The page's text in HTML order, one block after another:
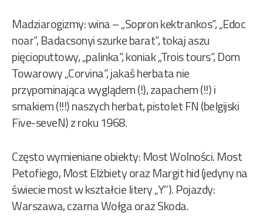
Madziarogizmy: wina – „Sopron kektrankos”, „Edoc
noar”, Badacsonyi szurke barat”, tokaj aszu
pięcioputtowy, „palinka”, koniak „Trois tours”, Dom
Towarowy „Corvina”, jakaś herbata nie
przypominająca wyglądem (!), zapachem (!!) i
smakiem (!!!) naszych herbat, pistolet FN (belgijski
Five-seveN) z roku 1968.
Często wymieniane obiekty: Most Wolności. Most
Petofiego, Most Elżbiety oraz Margit hid (jedyny na
świecie most w kształcie litery „Y”). Pojazdy:
Warszawa, czarna Wołga oraz Skoda.